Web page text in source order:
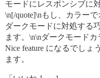
モードにレスポンシブに
\n[/quote]\nもし、カラー
ダークモードに対処する
ます。\n\nダークモード
Nice feature になるでしょ
ます。